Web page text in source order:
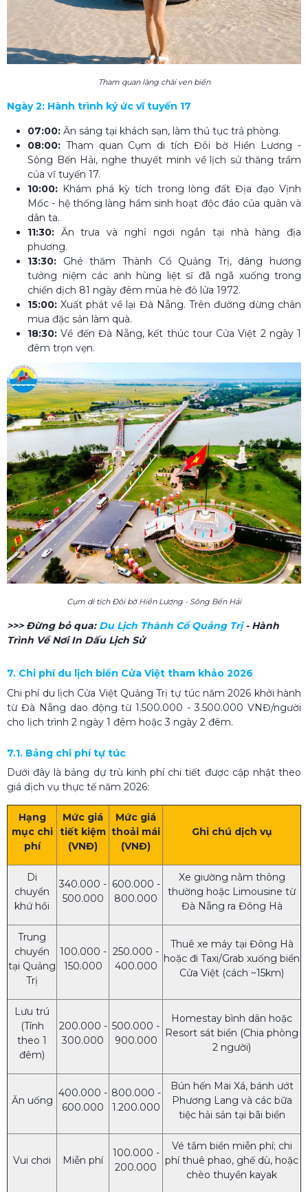
Tham quan làng chài ven biển
Ngày 2: Hành trình ký ức vĩ tuyến 17
07:00: Ăn sáng tại khách sạn, làm thủ tục trả phòng.
08:00: Tham quan Cụm di tích Đôi bờ Hiền Lương -
Sông Bến Hải, nghe thuyết minh về lịch sử thăng trầm
của vĩ tuyến 17.
10:00: Khám phá kỳ tích trong lòng đất Địa đạo Vịnh
Mốc - hệ thống làng hầm sinh hoạt độc đáo của quân và
dân ta.
11:30: Ăn trưa và nghỉ ngơi ngắn tại nhà hàng địa
phương.
13:30: Ghé thăm Thành Cổ Quảng Trị, dâng hương
tưởng niệm các anh hùng liệt sĩ đã ngã xuống trong
chiến dịch 81 ngày đêm mùa hè đỏ lửa 1972.
15:00: Xuất phát về lại Đà Nẵng. Trên đường dừng chân
mua đặc sản làm quà.
18:30: Về đến Đà Nẵng, kết thúc tour Cửa Việt 2 ngày 1
đêm trọn vẹn.
Cụm di tích Đôi bờ Hiền Lương - Sông Bến Hải
>>> Đừng bỏ qua: Du Lịch Thành Cổ Quảng Trị- Hành
Trình Về Nơi In Dấu Lịch Sử
7. Chi phí du lịch biển Cửa Việt tham khảo 2026
Chi phí du lịch Cửa Việt Quảng Trị tự túc năm 2026 khởi hành
từ Đà Nẵng dao động từ 1.500.000-3.500.000 VNĐ/người
cho lịch trình 2 ngày 1 đêm hoặc 3 ngày 2 đêm.
7.1. Bảng chi phí tự túc
Dưới đây là bảng dự trù kinh phí chi tiết được cập nhật theo
giá dịch vụ thực tế năm 2026:
Hạng
mục chi
phí
Mức giá
tiết kiệm
(VNĐ)
Mức giá
thoải mái
(VNĐ)
Ghi chú dịch vụ
Di
chuyển
khứ hồi
340.000 -
500.000
600.000 -
800.000
Xe giường nằm thông
thường hoặc Limousine từ
Đà Nẵng ra Đông Hà
Trung
chuyển
tại Quảng
Trị
100.000 -
150.000
250.000 -
400.000
Thuê xe máy tại Đông Hà
hoặc đi Taxi/Grab xuống biển
Cửa Việt (cách ~15km)
Lưu trú
(Tính
theo 1
đêm)
200.000 -
300.000
500.000 -
900.000
Homestay bình dân hoặc
Resort sát biển (Chia phòng
2 người)
Ăn uống
400.000 -
600.000
800.000 -
1.200.000
Bún hến Mai Xá, bánh ướt
Phương Lang và các bữa
tiệc hải sản tại bãi biển
Vui chơi Miễn phí
100.000 -
200.000
Vé tắm biển miễn phí; chi
phí thuê phao, ghế dù, hoặc
chèo thuyền kayak